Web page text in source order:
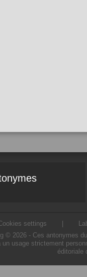
settings
© 2026 - Ces antonymes
usage strictement
éditoriale